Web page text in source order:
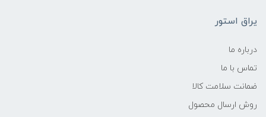
یراق استور
درباره ما
تماس با ما
ضمانت سلامت کالا
روش ارسال محصول